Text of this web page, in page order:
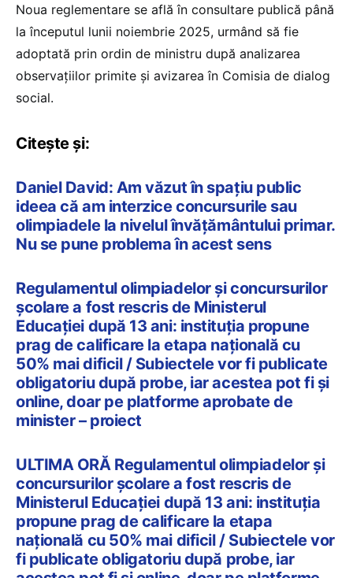
Noua reglementare se află în consultare publică până
la începutul lunii noiembrie 2025, urmând să fie
adoptată prin ordin de ministru după analizarea
observațiilor primite și avizarea în Comisia de dialog
social.
Citește și:
Daniel David: Am văzut în spațiu public
ideea că am interzice concursurile sau
olimpiadele la nivelul învățământului primar.
Nu se pune problema în acest sens
Regulamentul olimpiadelor și concursurilor
școlare a fost rescris de Ministerul
Educației după 13 ani: instituția propune
prag de calificare la etapa națională cu
50% mai dificil / Subiectele vor fi publicate
obligatoriu după probe, iar acestea pot fi și
online, doar pe platforme aprobate de
minister – proiect
ULTIMA ORĂ Regulamentul olimpiadelor și
concursurilor școlare a fost rescris de
Ministerul Educației după 13 ani: instituția
propune prag de calificare la etapa
națională cu 50% mai dificil / Subiectele vor
fi publicate obligatoriu după probe, iar